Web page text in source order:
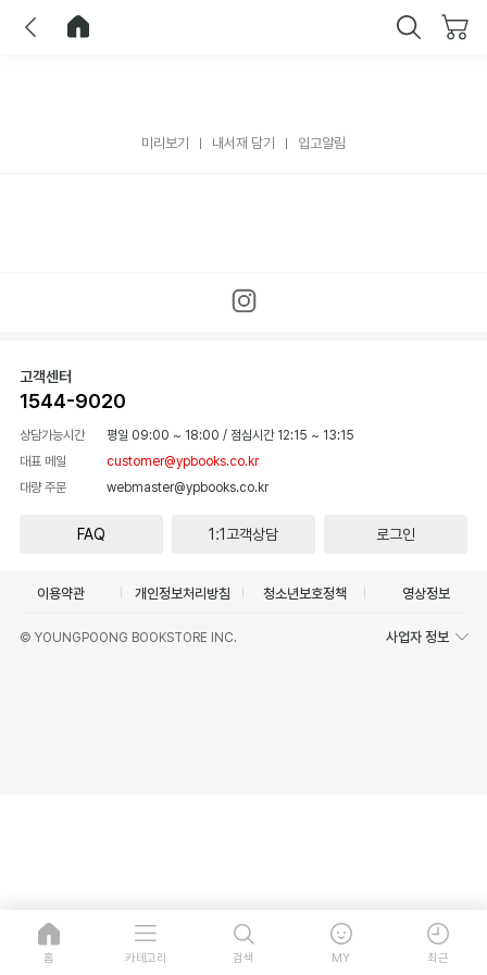
미리보기 내서재 담기 입고알림
고객센터
1544-9020
상담가능시간 평일 09:00 ~ 18:00 / 점심시간 12:15 ~ 13:15
대표 메일
customer@ypbooks.co.kr
대량 주문
webmaster@ypbooks.co.kr
FAQ 1:1고객상담 로그인
이용약관 개인정보처리방침 청소년보호정책 영상정보
© YOUNGPOONG BOOKSTORE INC. 사업자 정보
홈 카테고리 검색 MY 최근